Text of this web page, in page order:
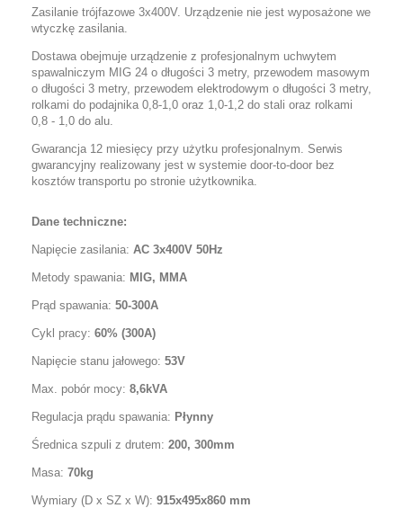
Zasilanie trójfazowe 3x400V. Urządzenie nie jest wyposażone we
wtyczkę zasilania.
Dostawa obejmuje urządzenie z profesjonalnym uchwytem
spawalniczym MIG 24 o długości 3 metry, przewodem masowym
o długości 3 metry, przewodem elektrodowym o długości 3 metry,
rolkami do podajnika 0,8-1,0 oraz 1,0-1,2 do stali oraz rolkami
0,8 - 1,0 do alu.
Gwarancja 12 miesięcy przy użytku profesjonalnym. Serwis
gwarancyjny realizowany jest w systemie door-to-door bez
kosztów transportu po stronie użytkownika.
Dane techniczne:
Napięcie zasilania: AC 3x400V 50Hz
Metody spawania: MIG, MMA
Prąd spawania: 50-300A
Cykl pracy: 60% (300A)
Napięcie stanu jałowego: 53V
Max. pobór mocy: 8,6kVA
Regulacja prądu spawania: Płynny
Średnica szpuli z drutem: 200, 300mm
Masa: 70kg
Wymiary (D x SZ x W): 915x495x860 mm